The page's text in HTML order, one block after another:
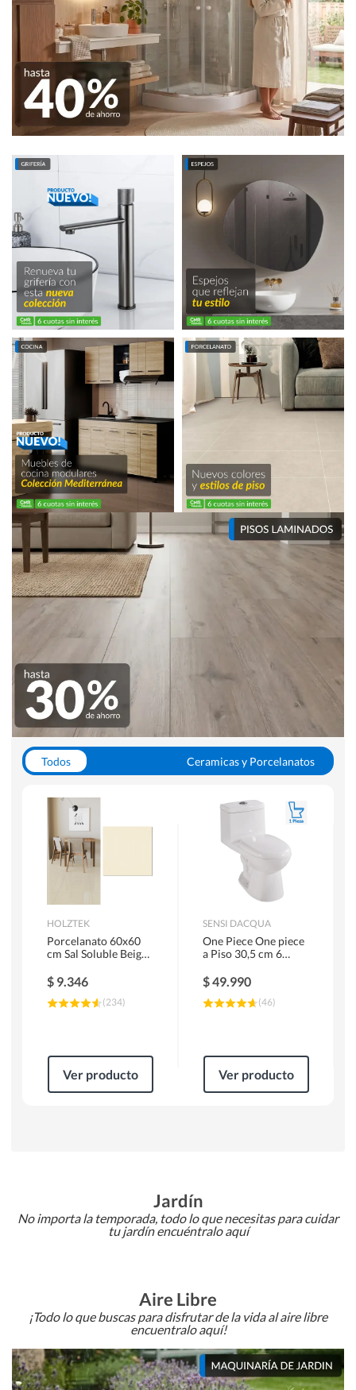
Todos
Ceramicas y Porcelanatos
WC y Sanitarios
Pisos Flotantes y Laminados
Pinturas
HOLZTEK
Porcelanato 60x60
cm Sal Soluble Beige
$ 9.346
(234)
Ver producto
SENSI DACQUA
One Piece One piece
a Piso 30,5 cm 6
$49.990
(46)
Ver producto
Jardín
No importa la temporada, todo lo que necesitas para cuidar
tu jardín encuéntralo aquí
Aire Libre
¡Todo lo que buscas para disfrutar de la vida al aire libre
encuentralo aquí!